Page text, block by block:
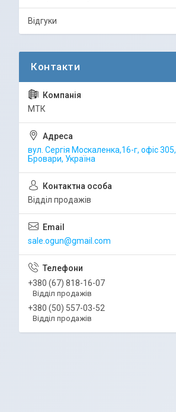
Відгуки
МТК
вул. Сергія Москаленка,16-г, офіс 305,
Бровари, Україна
Відділ продажів
sale.ogun@gmail.com
+380 (67) 818-16-07
Відділ продажів
+380 (50) 557-03-52
Відділ продажів